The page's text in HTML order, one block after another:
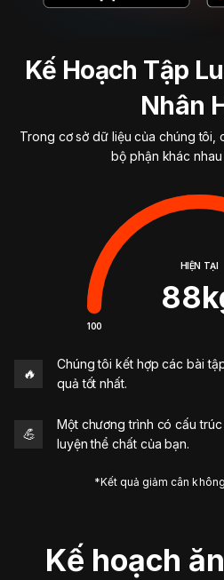
Kế Hoạch Tập
Nhân
Trong cơ sở dữ liệu của chúng tôi,
bộ phận khác
HIỆN TẠI
88
100
🔥
Chúng tôi kết hợp các bài
quả tốt nhất.
💪
Một chương trình có cấu
luyện thể chất của bạn.
*Kết quả giảm cân
Kế hoạch